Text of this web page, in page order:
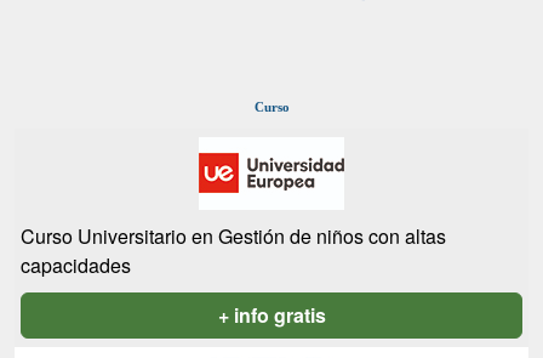
Curso
Curso Universitario en Gestión de niños con altas
capacidades
+ info gratis